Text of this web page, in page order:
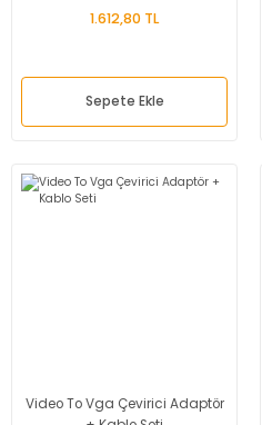
1.612,80 TL
Sepete Ekle
Video To Vga Çevirici Adaptör